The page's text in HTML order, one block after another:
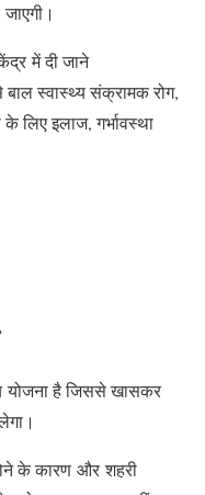
में दी जाने
स्वास्थ्य संक्रामक रोग,
लिए इलाज, गर्भावस्था
योजना है जिससे खासकर
के कारण और शहरी